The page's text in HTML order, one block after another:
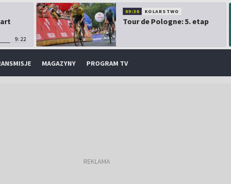
9:22
09:30 KOLARSTWO
Tour de Pologne: 5. etap
MAGAZYNY PROGRAM TV